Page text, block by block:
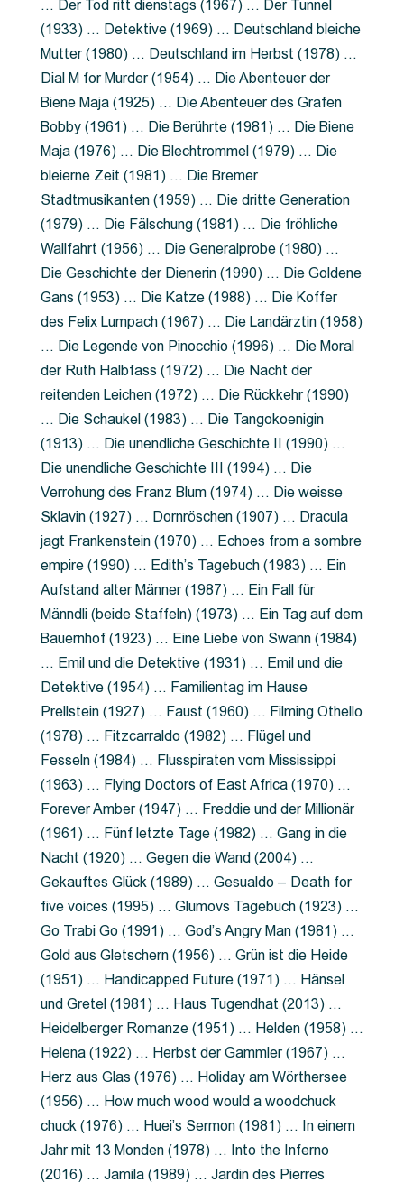
… Der Tod ritt dienstags (1967) … Der Tunnel
(1933) … Detektive (1969) … Deutschland bleiche
Mutter (1980) … Deutschland im Herbst (1978) …
Dial M for Murder (1954) … Die Abenteuer der
Biene Maja (1925) … Die Abenteuer des Grafen
Bobby (1961) … Die Berührte (1981) … Die Biene
Maja (1976) … Die Blechtrommel (1979) … Die
bleierne Zeit (1981) … Die Bremer
Stadtmusikanten (1959) … Die dritte Generation
(1979) … Die Fälschung (1981) … Die fröhliche
Wallfahrt (1956) … Die Generalprobe (1980) …
Die Geschichte der Dienerin (1990) … Die Goldene
Gans (1953) … Die Katze (1988) … Die Koffer
des Felix Lumpach (1967) … Die Landärztin (1958)
… Die Legende von Pinocchio (1996) … Die Moral
der Ruth Halbfass (1972) … Die Nacht der
reitenden Leichen (1972) … Die Rückkehr (1990)
… Die Schaukel (1983) … Die Tangokoenigin
(1913) … Die unendliche Geschichte II (1990) …
Die unendliche Geschichte III (1994) … Die
Verrohung des Franz Blum (1974) … Die weisse
Sklavin (1927) … Dornröschen (1907) … Dracula
jagt Frankenstein (1970) … Echoes from a sombre
empire (1990) … Edith’s Tagebuch (1983) … Ein
Aufstand alter Männer (1987) … Ein Fall für
Männdli (beide Staffeln) (1973) … Ein Tag auf dem
Bauernhof (1923) … Eine Liebe von Swann (1984)
… Emil und die Detektive (1931) … Emil und die
Detektive (1954) … Familientag im Hause
Prellstein (1927) … Faust (1960) … Filming Othello
(1978) … Fitzcarraldo (1982) … Flügel und
Fesseln (1984) … Flusspiraten vom Mississippi
(1963) … Flying Doctors of East Africa (1970) …
Forever Amber (1947) … Freddie und der Millionär
(1961) … Fünf letzte Tage (1982) … Gang in die
Nacht (1920) … Gegen die Wand (2004) …
Gekauftes Glück (1989) … Gesualdo – Death for
five voices (1995) … Glumovs Tagebuch (1923) …
Go Trabi Go (1991) … God’s Angry Man (1981) …
Gold aus Gletschern (1956) … Grün ist die Heide
(1951) … Handicapped Future (1971) … Hänsel
und Gretel (1981) … Haus Tugendhat (2013) …
Heidelberger Romanze (1951) … Helden (1958) …
Helena (1922) … Herbst der Gammler (1967) …
Herz aus Glas (1976) … Holiday am Wörthersee
(1956) … How much wood would a woodchuck
chuck (1976) … Huei’s Sermon (1981) … In einem
Jahr mit 13 Monden (1978) … Into the Inferno
(2016) … Jamila (1989) … Jardin des Pierres